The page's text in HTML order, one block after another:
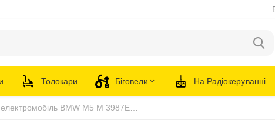
Толокари Біговели На Радіокеруванні
Дитячий електромобіль BMW M5 M 3987EBLR-3